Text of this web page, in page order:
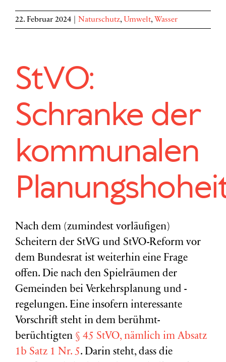
22. Februar 2024 Naturschutz, Umwelt, Wasser
StVO:
Schranke der
kommunalen
Nach dem (zumindest vorläufigen)
Scheitern der StVG und StVO-Reform vor
dem Bundesrat ist weiterhin eine Frage
offen. Die nach den Spielräumen der
Gemeinden bei Verkehrsplanung und -
regelungen. Eine insofern interessante
Vorschrift steht in dem berühmt-
berüchtigten § 45 StVO, nämlich im Absatz
1b Satz 1 Nr. 5. Darin steht, dass die